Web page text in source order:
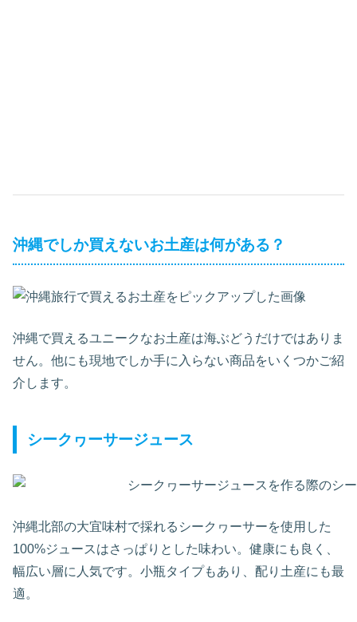
沖縄でしか買えないお土産は何がある？
沖縄で買えるユニークなお土産は海ぶどうだけではありま
せん。他にも現地でしか手に入らない商品をいくつかご紹
介します。
シークヮーサージュース
沖縄北部の大宜味村で採れるシークヮーサーを使用した
100%ジュースはさっぱりとした味わい。健康にも良く、
幅広い層に人気です。小瓶タイプもあり、配り土産にも最
適。